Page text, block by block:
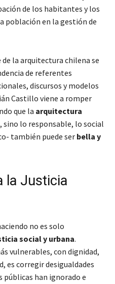
de los habitantes y los
población en la gestión de
la arquitectura chilena se
de referentes
discursos y modelos
Castillo viene a romper
que la arquitectura
lo responsable, lo social
también puede ser bella y
la Justicia
no es solo
social y urbana.
vulnerables, con dignidad,
es corregir desigualdades
públicas han ignorado e